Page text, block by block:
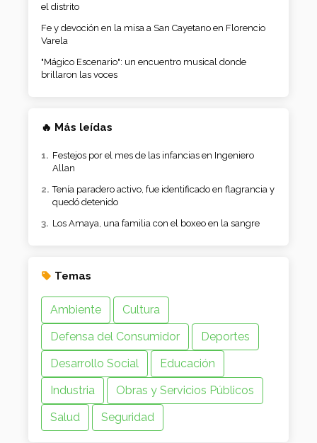
el distrito
Fe y devoción en la misa a San Cayetano en Florencio
Varela
"Mágico Escenario": un encuentro musical donde
brillaron las voces
🔥 Más leídas
Festejos por el mes de las infancias en Ingeniero
Allan
Tenía paradero activo, fue identificado en flagrancia y
quedó detenido
Los Amaya, una familia con el boxeo en la sangre
Temas
Ambiente
Cultura
Defensa del Consumidor
Deportes
Desarrollo Social
Educación
Industria
Obras y Servicios Públicos
Salud
Seguridad